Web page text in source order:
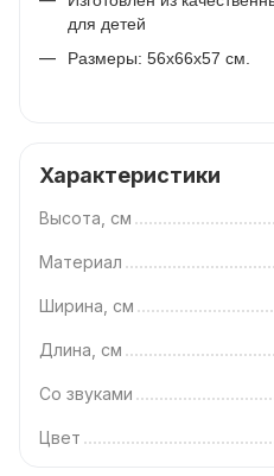
для детей
Размеры: 56x66x57 см.
Характеристики
Высота, см
Материал
Ширина, см
Длина, см
Со звуками
Цвет